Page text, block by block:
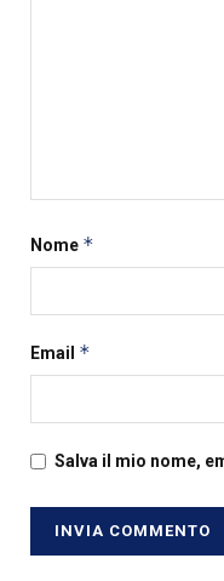
Nome *
Email *
Salva il mio nome,